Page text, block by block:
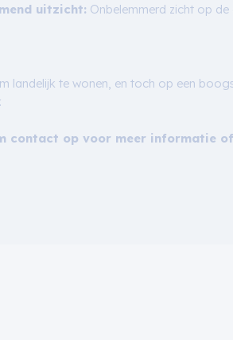
uitzicht: Onbelemmerd zicht op
landelijk te wonen, en toch op een
contact op voor meer informatie